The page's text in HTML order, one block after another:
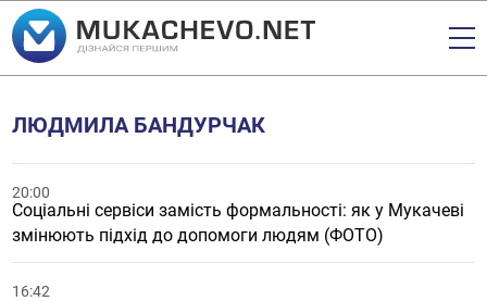
ЛЮДМИЛА БАНДУРЧАК
20:00
Соціальні сервіси замість формальності: як у Мукачеві
змінюють підхід до допомоги людям (ФОТО)
16:42